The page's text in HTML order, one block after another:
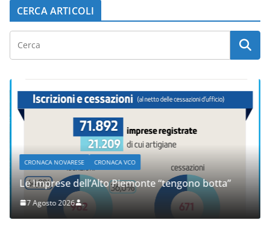
CERCA ARTICOLI
CRONACA NOVARESE CRONACA VCO
Le Imprese dell’Alto Piemonte “tengono botta”
7 Agosto 2026 .